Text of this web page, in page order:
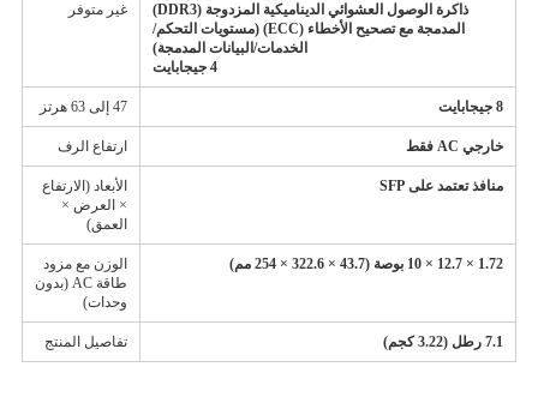
ذاكرة الوصول العشوائي الديناميكية المزدوجة (DDR3)
المدمجة مع تصحيح الأخطاء (ECC) (مستويات التحكم/
الخدمات/البيانات المدمجة)
4 جيجابايت
غير متوفر
8 جيجابايت 47 إلى 63 هرتز
خارجي AC فقط ارتفاع الرف
منافذ تعتمد على SFP
الأبعاد (الارتفاع
× العرض ×
العمق)
1.72 × 12.7 × 10 بوصة (43.7 × 322.6 × 254 مم)
الوزن مع مزود
طاقة AC (بدون
وحدات)
7.1 رطل (3.22 كجم) تفاصيل المنتج